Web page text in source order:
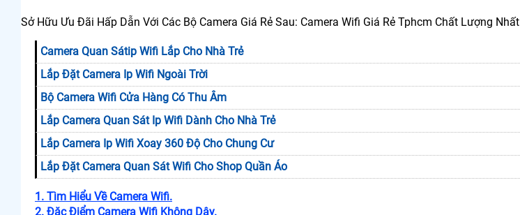
Sở Hữu Ưu Đãi Hấp Dẫn Với Các Bộ Camera Giá Rẻ Sau: Camera Wifi Giá Rẻ Tphcm Chất Lượng Nhất
Camera Quan Sátip Wifi Lắp Cho Nhà Trẻ
Lắp Đặt Camera Ip Wifi Ngoài Trời
Bộ Camera Wifi Cửa Hàng Có Thu Âm
Lắp Camera Quan Sát Ip Wifi Dành Cho Nhà Trẻ
Lắp Camera Ip Wifi Xoay 360 Độ Cho Chung Cư
Lắp Đặt Camera Quan Sát Wifi Cho Shop Quần Áo
1. Tìm Hiểu Về Camera Wifi.
2. Đặc Điểm Camera Wifi Không Dây.